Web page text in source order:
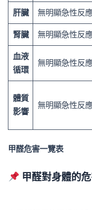
肝臟 無明顯急性反
腎臟 無明顯急性反
血液
循環
無明顯急性反
體質
影響
無明顯急性反
甲醛危害一覽表
甲醛對身體的